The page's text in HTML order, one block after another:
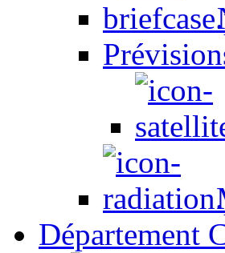
Département